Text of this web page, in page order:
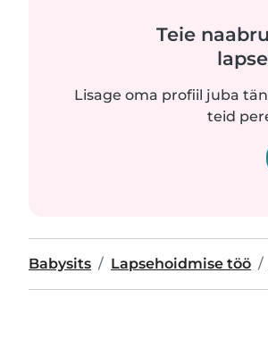
Teie
Lisage oma profiil juba
teid
Babysits Lapsehoidmise töö